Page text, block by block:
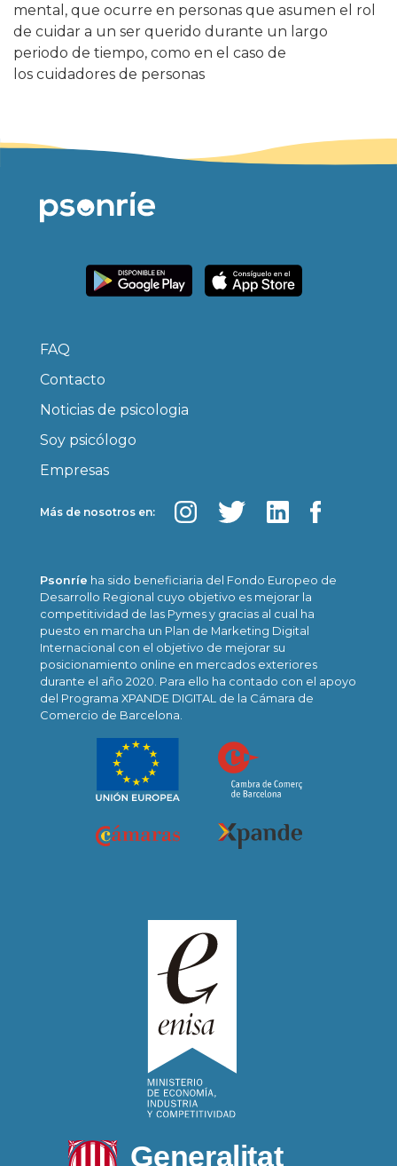
mental, que ocurre en personas que asumen el rol
de cuidar a un ser querido durante un largo
periodo de tiempo, como en el caso de
los cuidadores de personas
FAQ
Contacto
Noticias de psicologia
Soy psicólogo
Empresas
Más de nosotros en:
Psonríe ha sido beneficiaria del Fondo Europeo de
Desarrollo Regional cuyo objetivo es mejorar la
competitividad de las Pymes y gracias al cual ha
puesto en marcha un Plan de Marketing Digital
Internacional con el objetivo de mejorar su
posicionamiento online en mercados exteriores
durante el año 2020. Para ello ha contado con el apoyo
del Programa XPANDE DIGITAL de la Cámara de
Comercio de Barcelona.